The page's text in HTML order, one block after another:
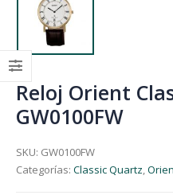
Reloj Orient
GW0100FW
SKU: GW0100FW
Categorías: Classic Quartz,